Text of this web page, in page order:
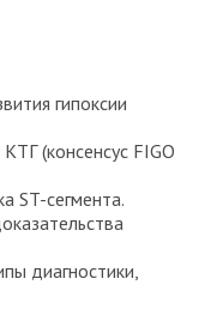
гипоксии
(консенсус FIGO
ST-сегмента.
диагностики,